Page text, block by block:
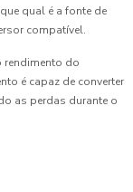
qual é a fonte de
compatível.
rendimento do
é capaz de converter
as perdas durante o